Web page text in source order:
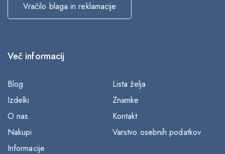
Vračilo blaga in reklamacije
Več informacij
Blog
Lista želja
Izdelki
Znamke
O nas
Kontakt
Nakupi
Varstvo osebnih podatkov
Informacije